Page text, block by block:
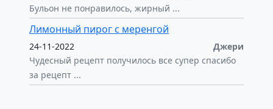
Бульон не понравилось, жирный ...
Лимонный пирог с меренгой
24-11-2022
Джери
Чудесный рецепт получилось все супер спасибо
за рецепт ...